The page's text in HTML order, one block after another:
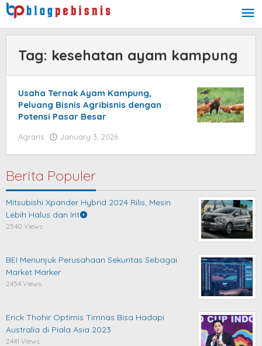
Skip
to
content
Tag: kesehatan ayam kampung
Usaha Ternak Ayam Kampung,
Peluang Bisnis Agribisnis dengan
Potensi Pasar Besar
Agraris January 3, 2026
Berita Populer
Mitsubishi Xpander Hybrid 2024 Rilis, Mesin
Lebih Halus dan Irit
2540 Views
BEI Menunjuk Perusahaan Sekuritas Sebagai
Market Marker
2454 Views
Erick Thohir Optimis Timnas Bisa Hadapi
Australia di Piala Asia 2023
2441 Views